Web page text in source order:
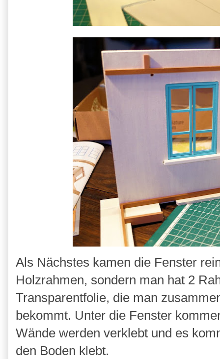
Als Nächstes kamen die Fenster
Holzrahmen, sondern man hat 2
Transparentfolie, die man
bekommt. Unter die Fenster
Wände werden verklebt und es
den Boden klebt.